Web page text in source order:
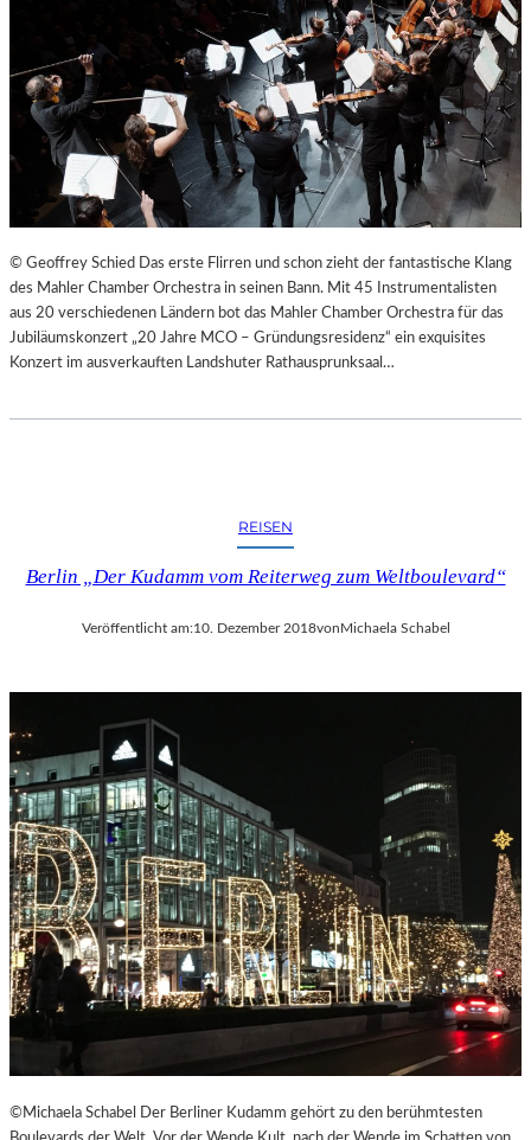
© Geoffrey Schied Das erste Flirren und schon zieht der fantastische Klang
des Mahler Chamber Orchestra in seinen Bann. Mit 45 Instrumentalisten
aus 20 verschiedenen Ländern bot das Mahler Chamber Orchestra für das
Jubiläumskonzert „20 Jahre MCO – Gründungsresidenz“ ein exquisites
Konzert im ausverkauften Landshuter Rathausprunksaal…
REISEN
Berlin „Der Kudamm vom Reiterweg zum Weltboulevard“
Veröffentlicht am:10. Dezember 2018von Michaela Schabel
©Michaela Schabel Der Berliner Kudamm gehört zu den berühmtesten